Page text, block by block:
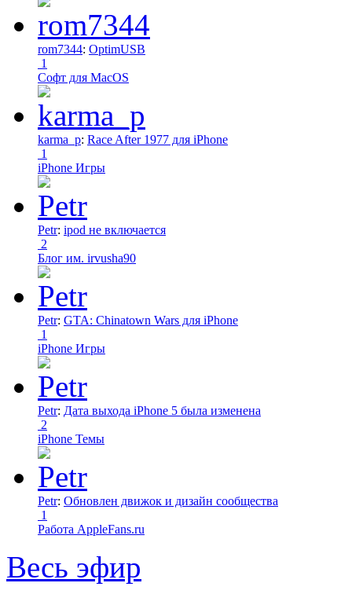
rom7344: OptimUSB
1
Софт для MacOS
karma_p: Race After 1977 для iPhone
1
iPhone Игры
Petr: ipod не включается
2
Блог им. irvusha90
Petr: GTA: Chinatown Wars для iPhone
1
iPhone Игры
Petr: Дата выхода iPhone 5 была изменена
2
iPhone Темы
Petr: Обновлен движок и дизайн сообщества
1
Работа AppleFans.ru
Весь эфир